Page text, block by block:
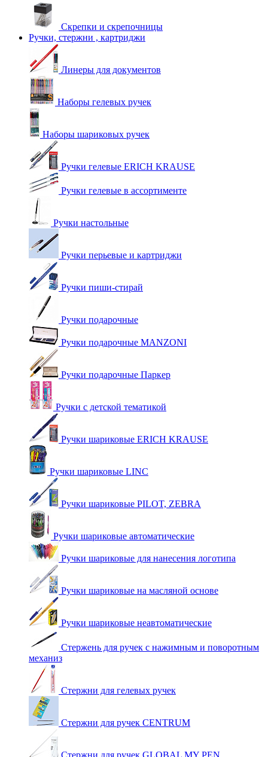
Скрепки и скрепочницы
Ручки, стержни , картриджи
Линеры для документов
Наборы гелевых ручек
Наборы шариковых ручек
Ручки гелевые ERICH KRAUSE
Ручки гелевые в ассортименте
Ручки настольные
Ручки перьевые и картриджи
Ручки пиши-стирай
Ручки подарочные
Ручки подарочные MANZONI
Ручки подарочные Паркер
Ручки с детской тематикой
Ручки шариковые ERICH KRAUSE
Ручки шариковые LINC
Ручки шариковые PILOT, ZEBRA
Ручки шариковые автоматические
Ручки шариковые для нанесения логотипа
Ручки шариковые на масляной основе
Ручки шариковые неавтоматические
Стержень для ручек с нажимным и поворотным
механиз
Стержни для гелевых ручек
Стержни для ручек CENTRUM
Стержни для ручек GLOBAL MY PEN